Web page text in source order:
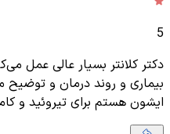
5
دکتر کلانتر بسیار عالی عمل
ایشون هستم برای تیروئید و